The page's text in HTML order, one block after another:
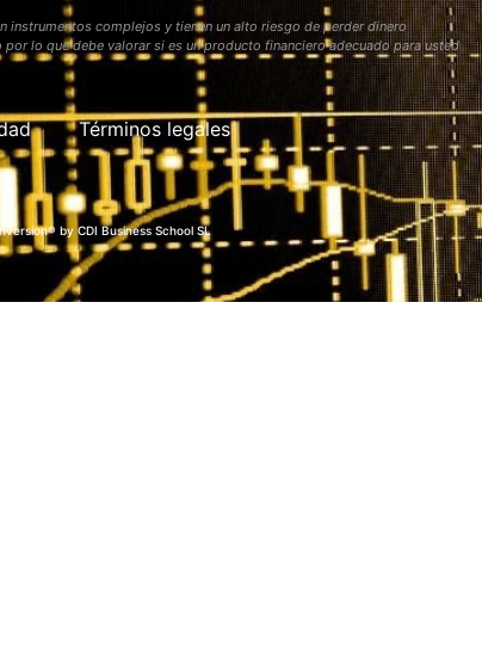
instrumentos complejos y tienen un alto riesgo de perder dinero
lo que debe valorar si es un producto financiero adecuado para usted
Términos legales
by CDI Business School SL